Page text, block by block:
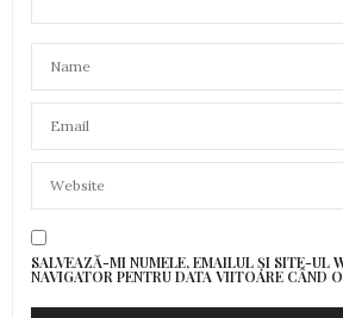
SALVEAZĂ-MI NUMELE, EMAILUL ȘI SITE-UL
NAVIGATOR PENTRU DATA VIITOARE CÂND